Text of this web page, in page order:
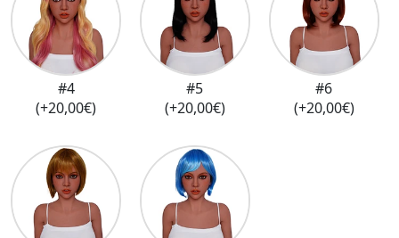
#4
(+20,00€)
#5
(+20,00€)
#6
(+20,00€)